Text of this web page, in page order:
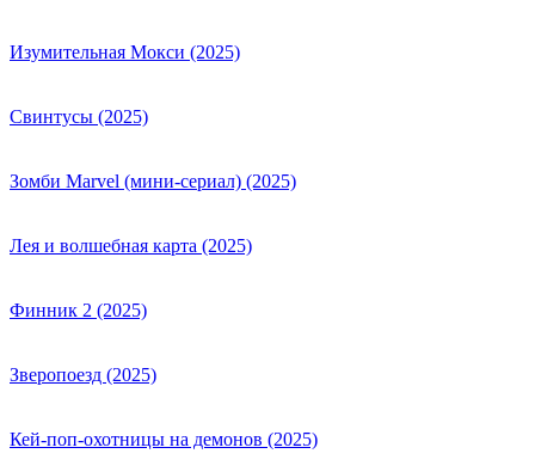
Изумительная Мокси (2025)
Свинтусы (2025)
Зомби Marvel (мини-сериал) (2025)
Лея и волшебная карта (2025)
Финник 2 (2025)
Зверопоезд (2025)
Кей-поп-охотницы на демонов (2025)